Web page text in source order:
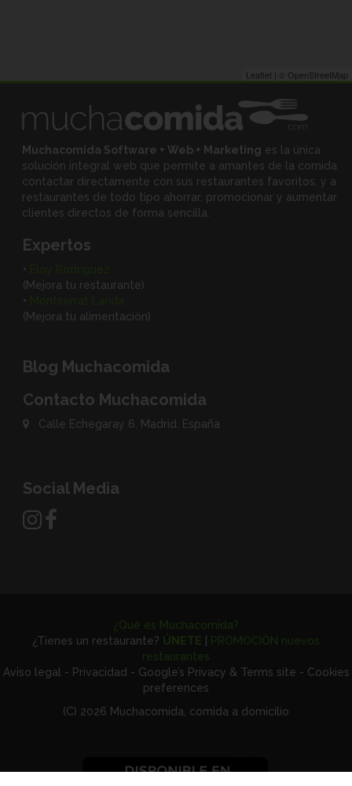
Leaflet | © OpenStreetMap
Muchacomida Software + Web + Marketing es la única
solución integral web que permite a amantes de la comida
contactar directamente con sus restaurantes favoritos, y a
restaurantes de todo tipo ahorrar, promocionar y aumentar
clientes directos de forma sencilla.
Expertos
•
(Mejora tu restaurante)
•
(Mejora tu alimentación)
Blog Muchacomida
Contacto Muchacomida
Calle Echegaray 6, Madrid. España
Social Media
¿Qué es Muchacomida?
¿Tienes un restaurante? ÚNETE
PROMOCIÓN nuevos
restaurantes
Aviso legal
- Privacidad - Google’s Privacy & Terms site - Cookies
preferences
(C) 2026 Muchacomida, comida a domicilio